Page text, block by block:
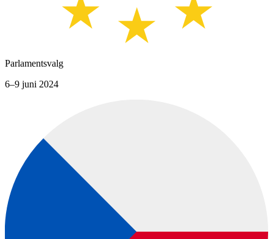
Parlamentsvalg
6–9 juni 2024